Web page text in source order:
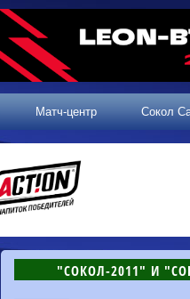
Матч-центр Сокол
"СОКОЛ-2011" И